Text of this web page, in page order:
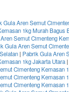
Gula Aren Semut
1kg Murah Bagus
Semut Cimenteng
Gula Aren Semut
| Pabrik Gula Aren
1kg Jakarta Utara |
Cimenteng Kemasan
Cimenteng Kemasan
Cimenteng Kemasan